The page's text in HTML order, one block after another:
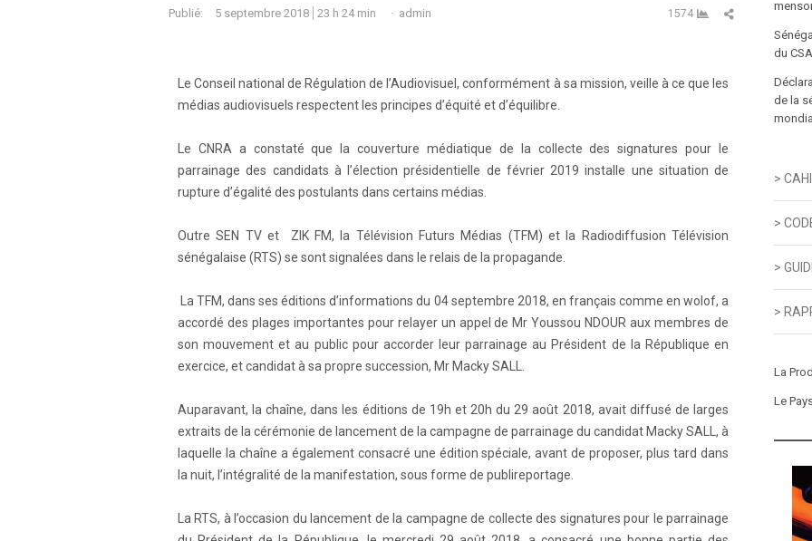
Publié: 5 septembre 2018 23 h 24 min Auteur
admin 1574 Partager cet
Le Conseil national de Régulation de l’Audiovisuel, conformément à sa mission, veille à ce que les
médias audiovisuels respectent les principes d’équité et d’équilibre.
Le CNRA a constaté que la couverture médiatique de la collecte des signatures pour le
parrainage des candidats à l’élection présidentielle de février 2019 installe une situation de
rupture d’égalité des postulants dans certains médias.
Outre SEN TV et ZIK FM, la Télévision Futurs Médias (TFM) et la Radiodiffusion Télévision
sénégalaise (RTS) se sont signalées dans le relais de la propagande.
La TFM, dans ses éditions d’informations du 04 septembre 2018, en français comme en wolof, a
accordé des plages importantes pour relayer un appel de Mr Youssou NDOUR aux membres de
son mouvement et au public pour accorder leur parrainage au Président de la République en
exercice, et candidat à sa propre succession, Mr Macky SALL.
Auparavant, la chaîne, dans les éditions de 19h et 20h du 29 août 2018, avait diffusé de larges
extraits de la cérémonie de lancement de la campagne de parrainage du candidat Macky SALL, à
laquelle la chaîne a également consacré une édition spéciale, avant de proposer, plus tard dans
la nuit, l’intégralité de la manifestation, sous forme de publireportage.
La RTS, à l’occasion du lancement de la campagne de collecte des signatures pour le parrainage
du
de la
>
>
>
>
La
Le